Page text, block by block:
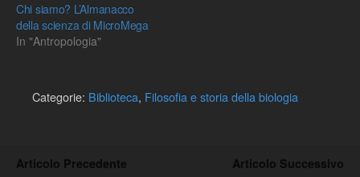
Chi siamo? L’Almanacco
della scienza di MicroMega
In "Antropologia"
Categorie: Biblioteca, Filosofia e storia della biologia
Articolo Precedente Articolo Successivo